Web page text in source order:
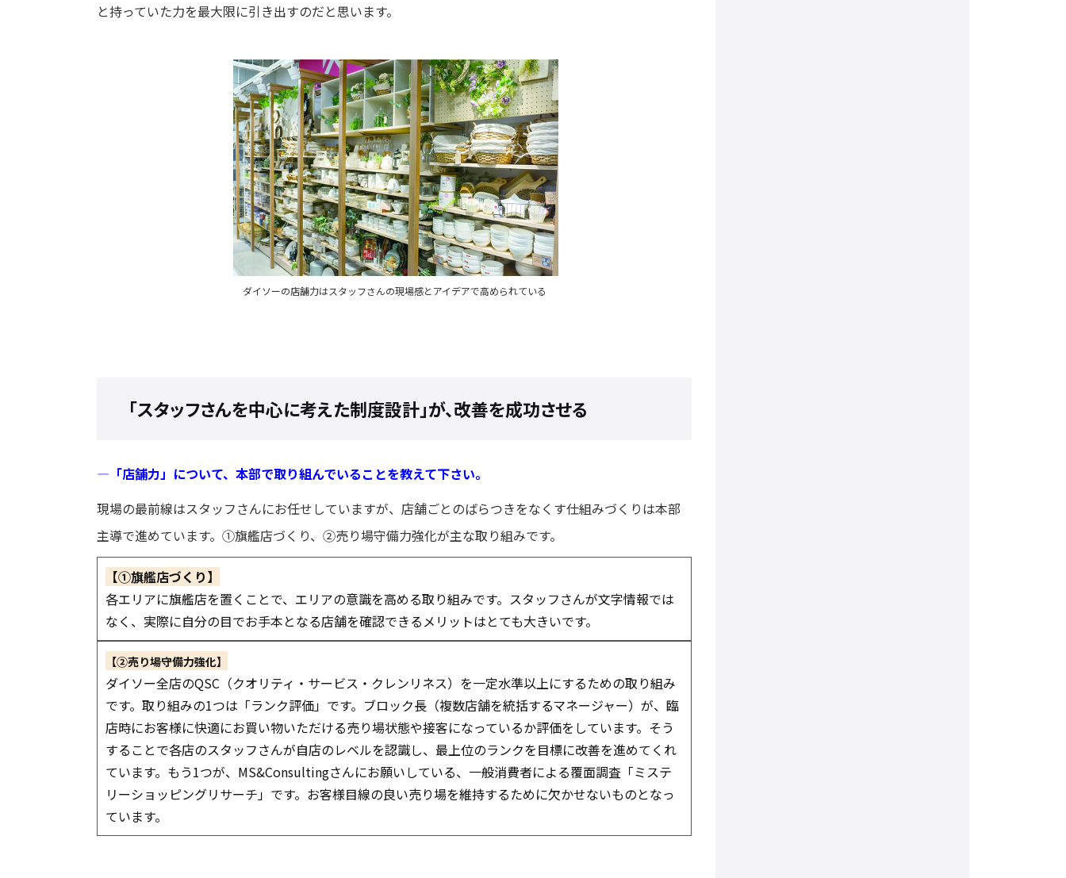
と持っていた力を最大限に引き出すのだと思います。
ダイソーの店舗力はスタッフさんの現場感とアイデアで高められている
「スタッフさんを中心に考えた制度設計」が、改善を成功させる
― 「店舗力」について、本部で取り組んでいることを教えて下さい。
現場の最前線はスタッフさんにお任せしていますが、店舗ごとのばらつきをなくす仕組みづくりは本部
主導で進めています。①旗艦店づくり、②売り場守備力強化が主な取り組みです。
【①旗艦店づくり】
各エリアに旗艦店を置くことで、エリアの意識を高める取り組みです。スタッフさんが文字情報では
なく、実際に自分の目でお手本となる店舗を確認できるメリットはとても大きいです。
【②売り場守備力強化】
ダイソー全店のQSC（クオリティ・サービス・クレンリネス）を一定水準以上にするための取り組み
です。取り組みの1つは「ランク評価」です。ブロック長（複数店舗を統括するマネージャー）が、臨
店時にお客様に快適にお買い物いただける売り場状態や接客になっているか評価をしています。そう
することで各店のスタッフさんが自店のレベルを認識し、最上位のランクを目標に改善を進めてくれ
ています。もう1つが、MS&Consultingさんにお願いしている、一般消費者による覆面調査「ミステ
リーショッピングリサーチ」です。お客様目線の良い売り場を維持するために欠かせないものとなっ
ています。